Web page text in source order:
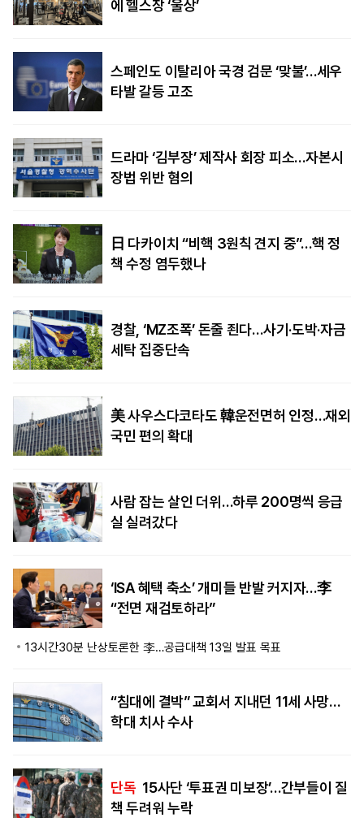
에 헬스장 ‘울상’
스페인도 이탈리아 국경 검문 ‘맞불’…세우
타발 갈등 고조
드라마 ‘김부장’ 제작사 회장 피소…자본시
장법 위반 혐의
日 다카이치 “비핵 3원칙 견지 중”…핵 정
책 수정 염두했나
경찰, ‘MZ조폭’ 돈줄 죈다…사기·도박·자금
세탁 집중단속
美 사우스다코타도 韓운전면허 인정…재외
국민 편의 확대
사람 잡는 살인 더위…하루 200명씩 응급
실 실려갔다
‘ISA 혜택 축소’ 개미들 반발 커지자…李
“전면 재검토하라”
13시간30분 난상토론한 李…공급대책 13일 발표 목표
“침대에 결박” 교회서 지내던 11세 사망…
학대 치사 수사
단독 15사단 ‘투표권 미보장’…간부들이 질
책 두려워 누락